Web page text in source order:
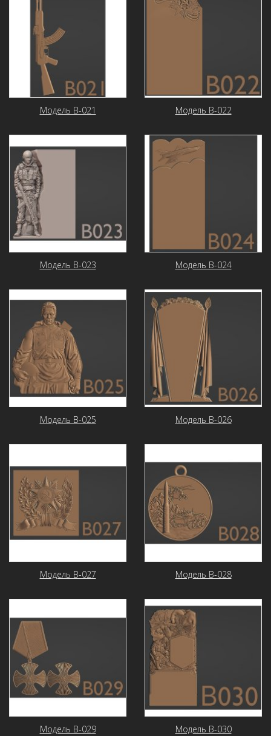
Модель В-021 Модель В-022
Модель В-023 Модель В-024
Модель В-025 Модель В-026
Модель В-027 Модель В-028
Модель В-029 Модель В-030